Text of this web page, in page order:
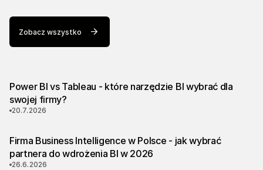
Zobacz wszystko
Power BI vs Tableau - które narzędzie BI wybrać dla
swojej firmy?
20.7.2026
Firma Business Intelligence w Polsce - jak wybrać
partnera do wdrożenia BI w 2026
26.6.2026